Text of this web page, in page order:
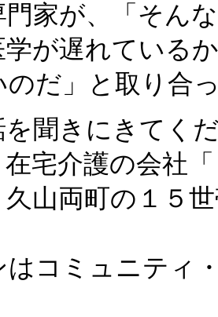
門家が、「そん
学が遅れている
のだ」と取り合
を聞きにきてく
在宅介護の会社
久山両町の１５
はコミュニティ